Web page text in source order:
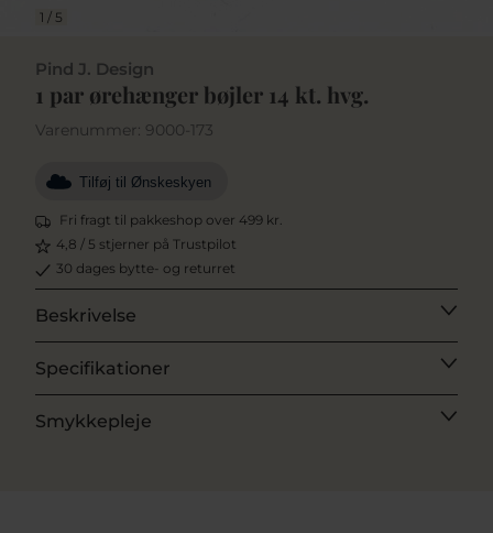
1 / 5
Pind J. Design
1 par ørehænger bøjler 14 kt. hvg.
Varenummer: 9000-173
Tilføj til Ønskeskyen
Fri fragt til pakkeshop over 499 kr.
4,8 / 5 stjerner på Trustpilot
30 dages bytte- og returret
Beskrivelse
Specifikationer
Smykkepleje